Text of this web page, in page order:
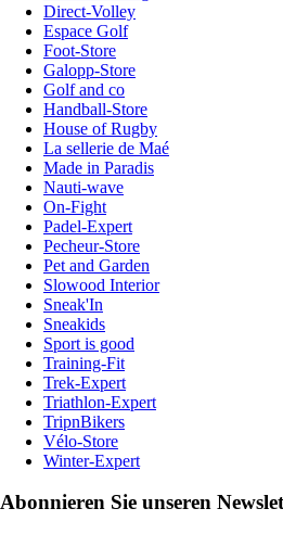
Direct-Volley
Espace Golf
Foot-Store
Galopp-Store
Golf and co
Handball-Store
House of Rugby
La sellerie de Maé
Made in Paradis
Nauti-wave
On-Fight
Padel-Expert
Pecheur-Store
Pet and Garden
Slowood Interior
Sneak'In
Sneakids
Sport is good
Training-Fit
Trek-Expert
Triathlon-Expert
TripnBikers
Vélo-Store
Winter-Expert
Abonnieren Sie unseren